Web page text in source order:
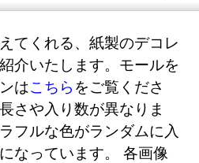
てくれる、紙製のデコレ
介いたします。モールを
はこちら をご覧くださ
さや入り数が異なりま
フルな色がランダムに入
なっています。 各画像